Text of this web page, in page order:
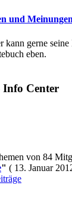
und
kann gerne
eben.
Center
von 84
" ( 13. Januar